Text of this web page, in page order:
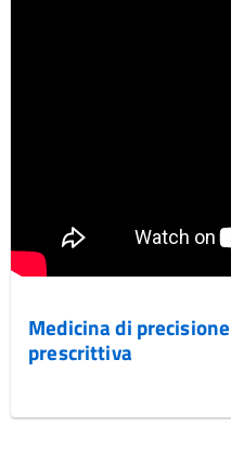
Medicina di
prescrittiva